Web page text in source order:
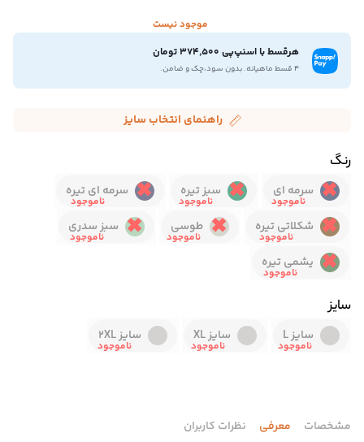
موجود نیست
هرقسط با اسنپ‌پی 374,500 تومان
۴ قسط ماهیانه. بدون سود،چک و ضامن.
راهنمای انتخاب سایز
رنگ
سرمه ای سبز تیره
سرمه ای تیره
شکلاتی تیره
طوسی
سبز سدری
یشمی تیره
سایز
سایز L سایز XL سایز 2XL
مشخصات معرفی نظرات کاربران